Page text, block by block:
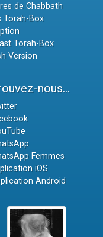
de Chabbath
Torah-Box
Torah-Box
Version
nous...
Femmes
iOS
Android